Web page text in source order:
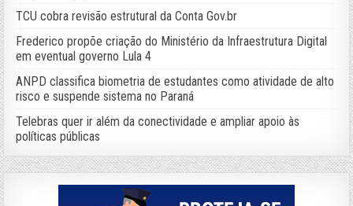
TCU cobra revisão estrutural da Conta Gov.br
Frederico propõe criação do Ministério da Infraestrutura Digital
em eventual governo Lula 4
ANPD classifica biometria de estudantes como atividade de alto
risco e suspende sistema no Paraná
Telebras quer ir além da conectividade e ampliar apoio às
políticas públicas